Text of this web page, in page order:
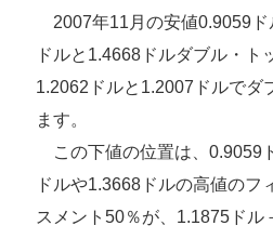
2007年11月の安値0.9059ド
ドルと1.4668ドルダブル・ト
1.2062ドルと1.2007ドルでダ
ます。
この下値の位置は、0.9059
ドルや1.3668ドルの高値のフ
スメント50％が、1.1875ドル